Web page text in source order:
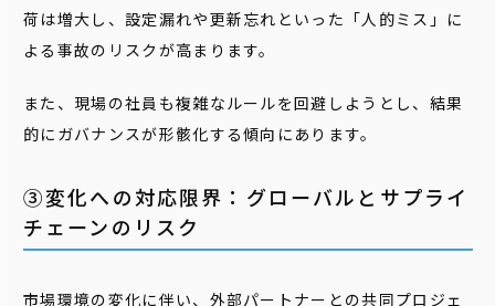
荷は増大し、設定漏れや更新忘れといった「人的ミス」に
よる事故のリスクが高まります。
また、現場の社員も複雑なルールを回避しようとし、結果
的にガバナンスが形骸化する傾向にあります。
③変化への対応限界：グローバルとサプライ
チェーンのリスク
市場環境の変化に伴い、外部パートナーとの共同プロジェ